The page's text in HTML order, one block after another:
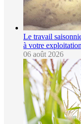
Le travail
à votre exploitation
06 août 2026